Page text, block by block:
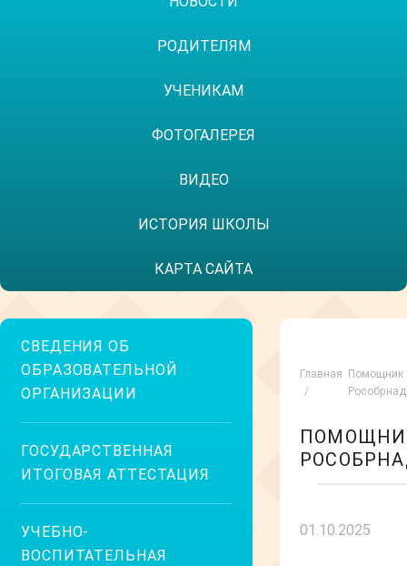
РОДИТЕЛЯМ
УЧЕНИКАМ
ФОТОГАЛЕРЕЯ
ВИДЕО
ИСТОРИЯ ШКОЛЫ
КАРТА САЙТА
СВЕДЕНИЯ ОБ
ОБРАЗОВАТЕЛЬНОЙ
ОРГАНИЗАЦИИ
ГОСУДАРСТВЕННАЯ
ИТОГОВАЯ АТТЕСТАЦИЯ
УЧЕБНО-
ВОСПИТАТЕЛЬНАЯ
Главная
Помощник
01.10.2025